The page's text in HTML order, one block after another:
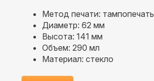
Метод печати: тампопечать
Диаметр: 62 мм
Высота: 141 мм
Объем: 290 мл
Материал: стекло